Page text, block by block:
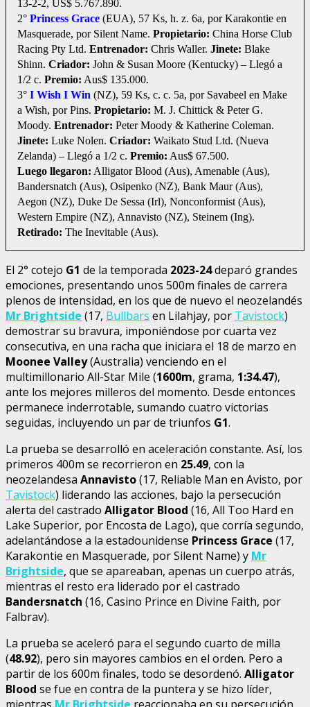
13-2-2, US$ 5.767.890.
2° Princess Grace (EUA), 57 Ks, h. z. 6a, por Karakontie en
Masquerade, por Silent Name. Propietario: China Horse Club
Racing Pty Ltd. Entrenador: Chris Waller. Jinete: Blake
Shinn. Criador: John & Susan Moore (Kentucky) – Llegó a
1/2 c. Premio: Aus$ 135.000.
3° I Wish I Win (NZ), 59 Ks, c. c. 5a, por Savabeel en Make
a Wish, por Pins. Propietario: M. J. Chittick & Peter G.
Moody. Entrenador: Peter Moody & Katherine Coleman.
Jinete: Luke Nolen. Criador: Waikato Stud Ltd. (Nueva
Zelanda) – Llegó a 1/2 c. Premio: Aus$ 67.500.
Luego llegaron: Alligator Blood (Aus), Amenable (Aus),
Bandersnatch (Aus), Osipenko (NZ), Bank Maur (Aus),
Aegon (NZ), Duke De Sessa (Irl), Nonconformist (Aus),
Western Empire (NZ), Annavisto (NZ), Steinem (Ing).
Retirado: The Inevitable (Aus).
El 2° cotejo G1 de la temporada 2023-24deparó grandes
emociones, presentando unos 500m finales de carrera
plenos de intensidad, en los que de nuevo el neozelandés
Mr Brightside (17, Bullbars en Lilahjay, por Tavistock)
demostrar su bravura, imponiéndose por cuarta vez
consecutiva, en una racha que iniciara el 18 de marzo en
Moonee Valley(Australia) venciendo en el
multimillonario All-Star Mile (1600m, grama, 1:34.47),
ante los mejores milleros del momento. Desde entonces
permanece inderrotable, sumando cuatro victorias
seguidas, incluyendo un par de triunfos G1.
La prueba se desarrolló en aceleración constante. Así, los
primeros 400m se recorrieron en 25.49, con la
neozelandesa Annavisto(17, Reliable Man en Avisto, por
Tavistock) liderando las acciones, bajo la persecución
alerta del castrado Alligator Blood (16, All Too Hard en
Lake Superior, por Encosta de Lago), que corría segundo,
adelantándose a la estadounidense Princess Grace (17,
Karakontie en Masquerade, por Silent Name) y Mr
Brightside, que se apareaban, apenas un cuerpo atrás,
mientras el resto era liderado por el castrado
Bandersnatch (16, Casino Prince en Divine Faith, por
Falbrav).
La prueba se aceleró para el segundo cuarto de milla
(48.92), pero sin mayores cambios en el orden. Pero a
partir de los 600m finales, todo se desordenó. Alligator
Blood se fue en contra de la puntera y se hizo líder,